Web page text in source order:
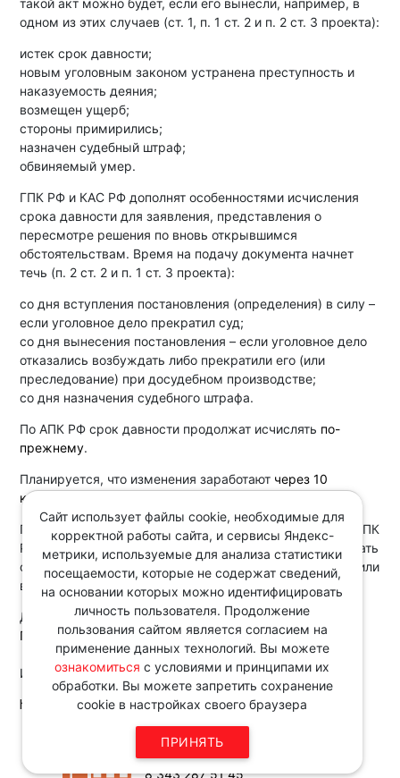
такой акт можно будет, если его вынесли, например, в
одном из этих случаев (ст. 1, п. 1 ст. 2 и п. 2 ст. 3 проекта):
истек срок давности;
новым уголовным законом устранена преступность и
наказуемость деяния;
возмещен ущерб;
стороны примирились;
назначен судебный штраф;
обвиняемый умер.
ГПК РФ и КАС РФ дополнят особенностями исчисления
срока давности для заявления, представления о
пересмотре решения по вновь открывшимся
обстоятельствам. Время на подачу документа начнет
течь (п. 2 ст. 2 и п. 1 ст. 3 проекта):
со дня вступления постановления (определения) в силу –
если уголовное дело прекратил суд;
со дня вынесения постановления – если уголовное дело
отказались возбуждать либо прекратили его (или
преследование) при досудебном производстве;
со дня назначения судебного штрафа.
По АПК РФ срок давности продолжат исчислять по-
прежнему.
Планируется, что изменения заработают через 10
календарных дней
Поправки подготовлены с подачи КС РФ. Он выявил в ГПК
РФ
неясность
, которая не позволяет однозначно признать
обстоятельства вновь открывшимися, если их установили
в уголовном процессе, но не указали в приговоре.
Документ:
Проект Федерального закона N 966183-8
Источник:
http://www.consultant.ru/
Сайт использует файлы cookie, необходимые для
корректной работы сайта, и сервисы Яндекс-
метрики, используемые для анализа статистики
посещаемости, которые не содержат сведений,
на основании которых можно идентифицировать
личность пользователя. Продолжение
пользования сайтом является согласием на
применение данных технологий. Вы можете
ознакомиться с условиями и принципами их
обработки. Вы можете запретить сохранение
cookie в настройках своего браузера
ПРИНЯТЬ
Звоните по телефону в рабочие
дни с 9:00 до 18:00
8 343 287 51 45